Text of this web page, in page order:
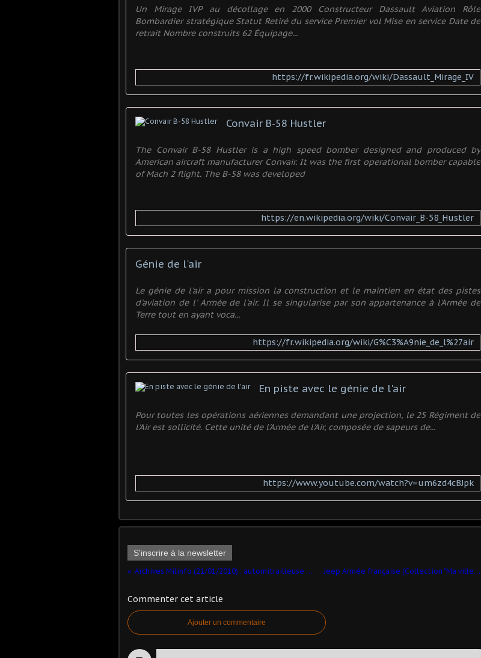
Un Mirage IVP au décollage en 2000 Constructeur Dassault Aviation Rôle
Bombardier stratégique Statut Retiré du service Premier vol Mise en service Date de
retrait Nombre construits 62 Équipage...
https://fr.wikipedia.org/wiki/Dassault_Mirage_IV
Convair B-58 Hustler
The Convair B-58 Hustler is a high speed bomber designed and produced by
American aircraft manufacturer Convair. It was the first operational bomber capable
of Mach 2 flight. The B-58 was developed
https://en.wikipedia.org/wiki/Convair_B-58_Hustler
Génie de l'air
Le génie de l'air a pour mission la construction et le maintien en état des pistes
d'aviation de l' Armée de l'air. Il se singularise par son appartenance à l'Armée de
Terre tout en ayant voca...
https://fr.wikipedia.org/wiki/G%C3%A9nie_de_l%27air
En piste avec le génie de l'air
Pour toutes les opérations aériennes demandant une projection, le 25 Régiment de
l'Air est sollicité. Cette unité de l'Armée de l'Air, composée de sapeurs de...
https://www.youtube.com/watch?v=um6zd4cBJpk
S'inscrire à la newsletter
Archives Milinfo (21/01/2010) : automitrailleuse M20 (1/45 -Politoys) Jeep Armée française (Collection "Ma ville" - Editions Atlas)
Commenter cet article
Ajouter un commentaire